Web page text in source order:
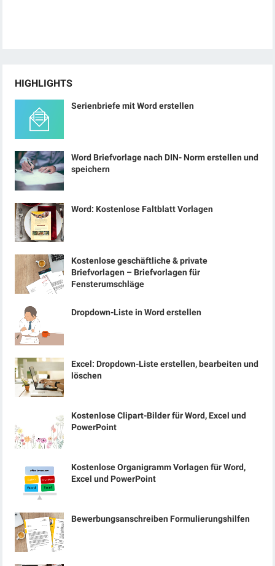
HIGHLIGHTS
Serienbriefe mit Word erstellen
Word Briefvorlage nach DIN- Norm erstellen und
speichern
Word: Kostenlose Faltblatt Vorlagen
Kostenlose geschäftliche & private
Briefvorlagen – Briefvorlagen für
Fensterumschläge
Dropdown-Liste in Word erstellen
Excel: Dropdown-Liste erstellen, bearbeiten und
löschen
Kostenlose Clipart-Bilder für Word, Excel und
PowerPoint
Kostenlose Organigramm Vorlagen für Word,
Excel und PowerPoint
Bewerbungsanschreiben Formulierungshilfen